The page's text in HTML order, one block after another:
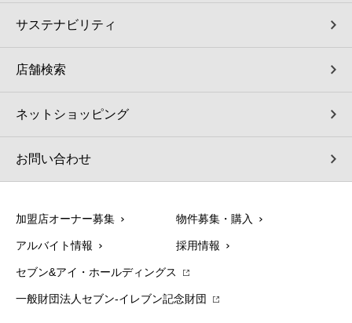
サステナビリティ
店舗検索
ネットショッピング
お問い合わせ
加盟店オーナー募集 物件募集・購入
アルバイト情報 採用情報
セブン&アイ・ホールディングス
一般財団法人セブン-イレブン記念財団